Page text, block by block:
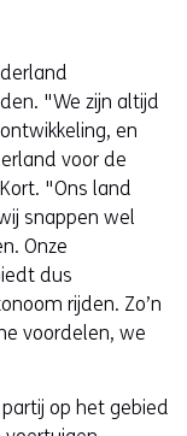
"We zijn altijd
en
voor de
"Ons land
snappen wel
Onze
dus
rijden. Zo’n
voordelen, we
op het gebied